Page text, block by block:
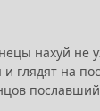
нахуй не
глядят на